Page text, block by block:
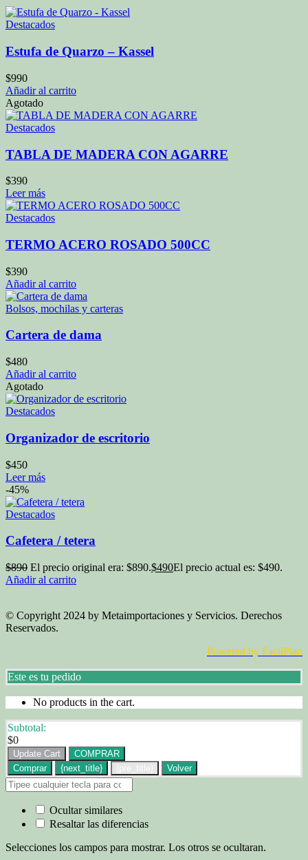
Destacados
Estufa de Quarzo – Kassel
$990
Añadir al carrito
Agotado
Destacados
TABLA DE MADERA CON AGARRE
$390
Leer más
Destacados
TERMO ACERO ROSADO 500CC
$390
Añadir al carrito
Bolsos, mochilas y carteras
Cartera de dama
$480
Añadir al carrito
Agotado
Destacados
Organizador de escritorio
$450
Leer más
-45%
Destacados
Cafetera / tetera
$890 El precio original era: $890.$490El precio actual es: $490.
Añadir al carrito
© Copyright 2024 by Metaimportaciones y Servicios. Derechos
Reservados.
Powered by FacilPlan
Este es tu pedido
No products in the cart.
Subtotal:
$0
Update Cart
COMPRAR
Comprar
{next_title} {pre_title} Volver
Ocultar similares
Resaltar las diferencias
Selecciones los campos para mostrar. Los otros se ocultaran.